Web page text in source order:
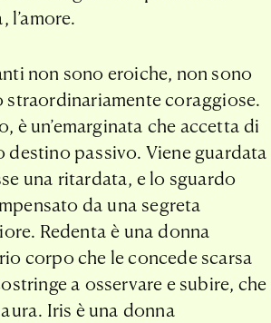
l’amore.
non sono eroiche, non sono
straordinariamente coraggiose.
è un’emarginata che accetta di
destino passivo. Viene guardata
una ritardata, e lo sguardo
da una segreta
Redenta è una donna
corpo che le concede scarsa
a osservare e subire, che
Iris è una donna